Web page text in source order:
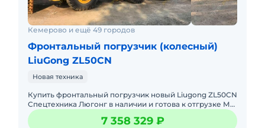
Кемерово и ещё 49 городов
Фронтальный погрузчик (колесный)
LiuGong ZL50CN
Новая техника
Купить фронтальный погрузчик новый Liugong ZL50CN
Спецтехника Люгонг в наличии и готова к отгрузке Мы
обеспечиваем гарантийное и постгарантийное
обслужив
7 358 329 ₽